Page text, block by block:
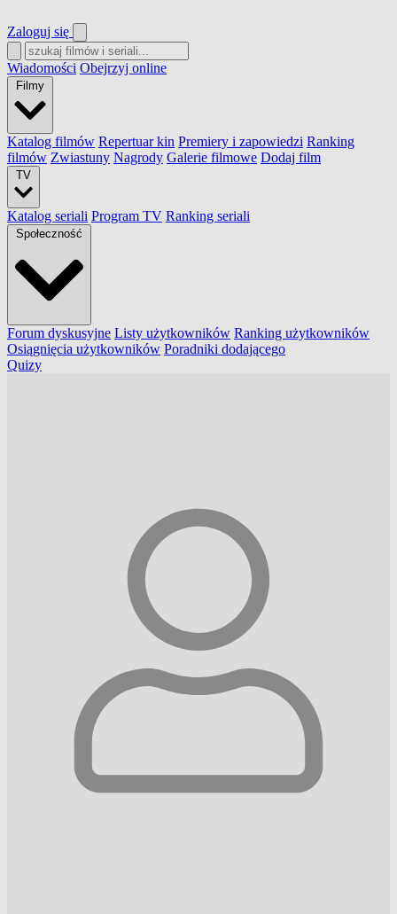
Zaloguj się
Wiadomości Obejrzyj online
Filmy
Katalog filmów Repertuar kin Premiery i zapowiedzi Ranking
filmów Zwiastuny Nagrody Galerie filmowe Dodaj film
TV
Katalog seriali Program TV Ranking seriali
Społeczność
Forum dyskusyjne Listy użytkowników Ranking użytkowników
Osiągnięcia użytkowników Poradniki dodającego
Quizy